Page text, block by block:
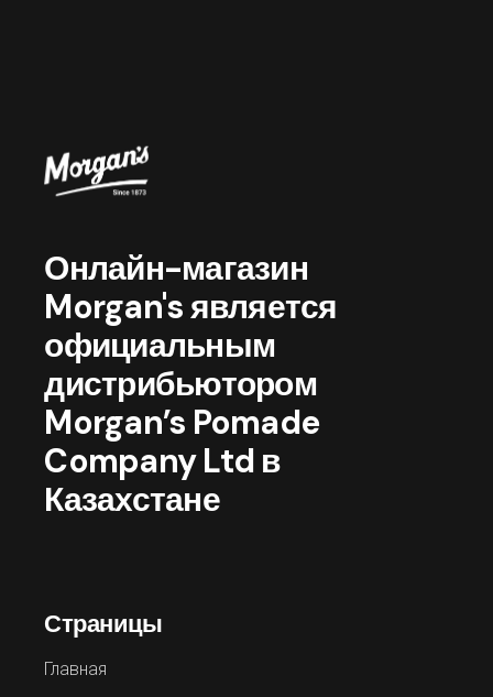
Онлайн-магазин
Morgan's является
официальным
дистрибьютором
Morgan’s Pomade
Company Ltd в
Казахстане
Страницы
Главная